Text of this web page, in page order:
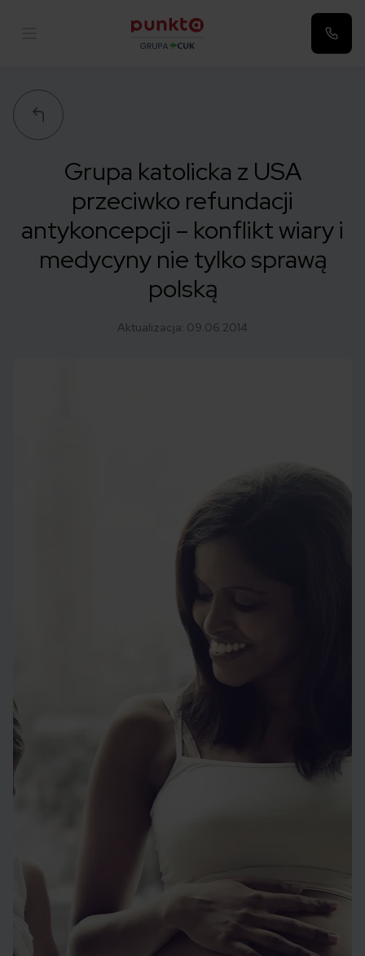
Grupa katolicka z USA
przeciwko refundacji
antykoncepcji – konflikt wiary i
medycyny nie tylko sprawą
polską
Aktualizacja: 09.06.2014